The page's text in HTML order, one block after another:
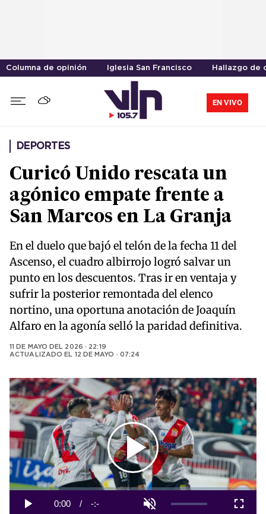
Columna de opinión Iglesia San Francisco Hallazgo de
EN VIVO
DEPORTES
Curicó Unido rescata un
agónico empate frente a
San Marcos en La Granja
En el duelo que bajó el telón de la fecha 11 del
Ascenso, el cuadro albirrojo logró salvar un
punto en los descuentos. Tras ir en ventaja y
sufrir la posterior remontada del elenco
nortino, una oportuna anotación de Joaquín
Alfaro en la agonía selló la paridad definitiva.
11 DE MAYO DEL 2026 · 22:19
ACTUALIZADO EL 12 DE MAYO · 07:24
Play
Video
Play Unmute
Current
0:00 / Duration
-:-
Loaded:
Fullscreen